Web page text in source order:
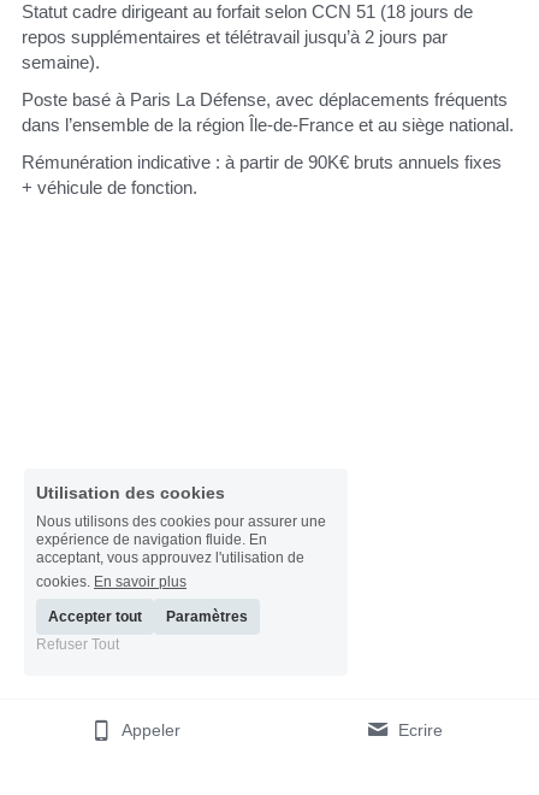
Statut cadre dirigeant au forfait selon CCN 51 (18 jours de
repos supplémentaires et télétravail jusqu’à 2 jours par
semaine).
Poste basé à Paris La Défense, avec déplacements fréquents
dans l’ensemble de la région Île-de-France et au siège national.
Rémunération indicative : à partir de 90K€ bruts annuels fixes
+ véhicule de fonction.
Appeler Ecrire
Utilisation des cookies
Nous utilisons des cookies pour assurer une
expérience de navigation fluide. En
acceptant, vous approuvez l'utilisation de
cookies. En savoir plus
Accepter tout
Paramètres
Refuser Tout